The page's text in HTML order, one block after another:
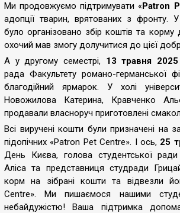
Ми продовжуємо підтримувати «Patron
адопції тварин, врятованих з фронту.
було організовано збір коштів та корму
охочий мав змогу долучитися до цієї
А у другому семестрі, 13 травня
рада Факультету романо-германської
благодійний ярмарок. У холі
Новожилова Катерина, Кравченко
продавали власноруч приготовлені
Всі виручені кошти були призначені на
підопічних «Patron Pet Centre». І ось, 25
День Києва, голова студентської
Аліса та представниця студради
корм на зібрані кошти та відвезли
Centre». Ми пишаємося нашими
небайдужістю! Ваша підтримка